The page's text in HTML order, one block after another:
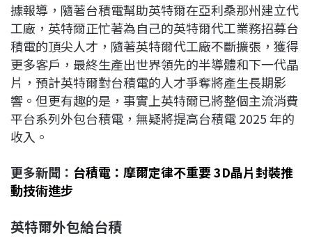
據報導，隨著台積電幫助英特爾在亞利桑那州建立代
工廠，英特爾正忙著為自己的英特爾代工業務招募台
積電的頂尖人才，隨著英特爾代工廠不斷擴張，獲得
更多客戶，最終生產出世界領先的半導體和下一代晶
片，預計英特爾對台積電的人才爭奪將產生長期影
響。但更有趣的是，事實上英特爾已將整個主流消費
平台系列外包台積電，無疑將提高台積電 2025 年的
收入。
更多新聞： 台積電：摩爾定律不重要 3D晶片封裝推
動技術進步
英特爾外包給台積